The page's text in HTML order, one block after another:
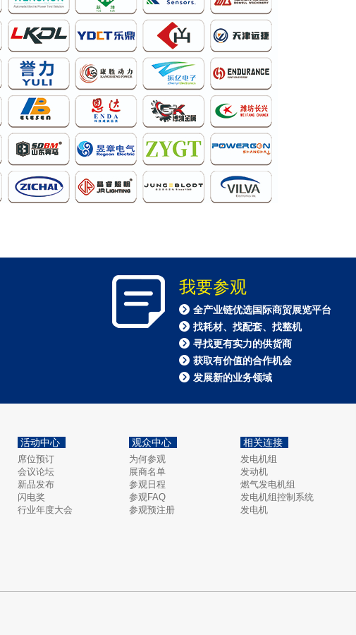
我要参观
全产业链优选国际商贸展览平台
找耗材、找配套、找整机
寻找更有实力的供货商
获取有价值的合作机会
发展新的业务领域
活动中心 观众中心 相关连接
席位预订
会议论坛
新品发布
闪电奖
行业年度大会
为何参观
展商名单
参观日程
参观FAQ
参观预注册
发电机组
发动机
燃气发电机组
发电机组控制系统
发电机